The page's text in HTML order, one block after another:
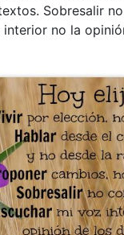
Sobresalir
interior no la